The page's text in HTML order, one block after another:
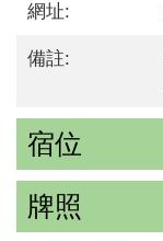
網址:
備註:
宿位
牌照